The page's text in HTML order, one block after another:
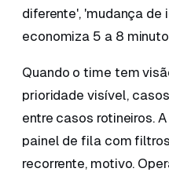
diferente', 'mudança de
economiza 5 a 8
Quando o time tem
prioridade visível,
entre casos rotineiros.
painel de fila com
recorrente, motivo.